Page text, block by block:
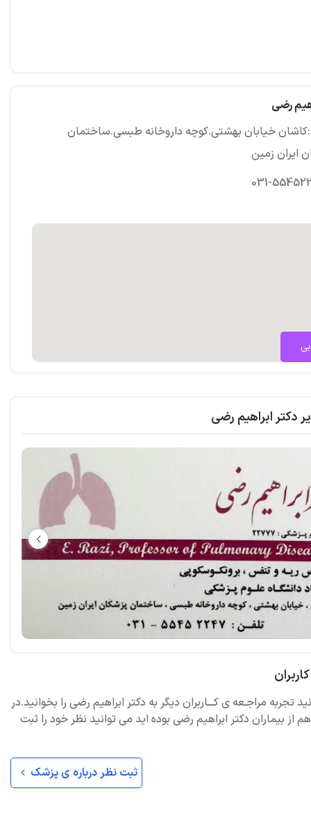
رضی
خیابان بهشتی.کوچه داروخانه طبسی.ساختمان
ایران زمین
031-
دکتر ابراهیم رضی
تجربه مراجـعه ی کـــاربران دیگر به دکتر ابراهیم رضی را بخوانید.در
از بیماران دکتر ابراهیم رضی بوده اید می توانید نظر خود را ثبت
ثبت نظر درباره ی پزشک